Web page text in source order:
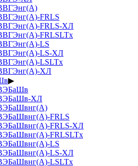
FRLS
FRLS-ХЛ
FRLSLTx
LS
LS-ХЛ
LSLTx
ХЛ
▶
ХЛ
FRLS
FRLS-ХЛ
FRLSLTx
LS
LS-ХЛ
LSLTx